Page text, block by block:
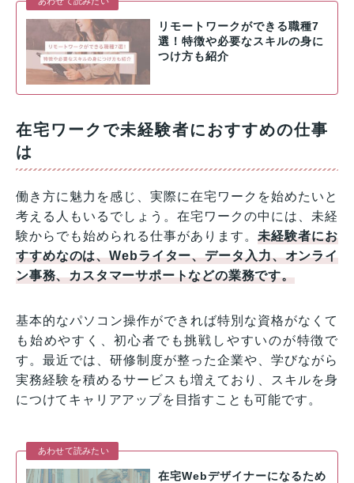
リモートワークができる職種7
選！特徴や必要なスキルの身に
つけ方も紹介
在宅ワークで未経験者におすすめの仕事
は
働き方に魅力を感じ、実際に在宅ワークを始めたいと
考える人もいるでしょう。在宅ワークの中には、未経
験からでも始められる仕事があります。未経験者にお
すすめなのは、Webライター、データ入力、オンライ
ン事務、カスタマーサポートなどの業務です。
基本的なパソコン操作ができれば特別な資格がなくて
も始めやすく、初心者でも挑戦しやすいのが特徴で
す。最近では、研修制度が整った企業や、学びながら
実務経験を積めるサービスも増えており、スキルを身
につけてキャリアアップを目指すことも可能です。
あわせて読みたい
在宅Webデザイナーになるため